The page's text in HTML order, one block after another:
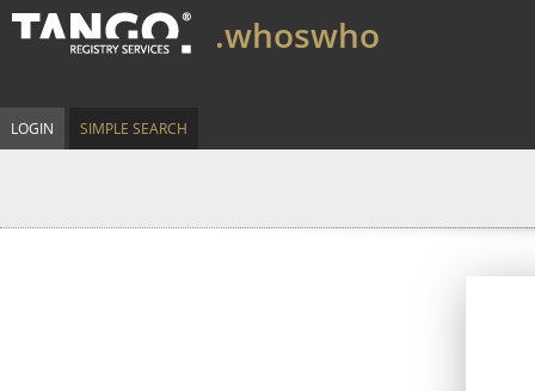
.whoswho
LOGIN SIMPLE SEARCH